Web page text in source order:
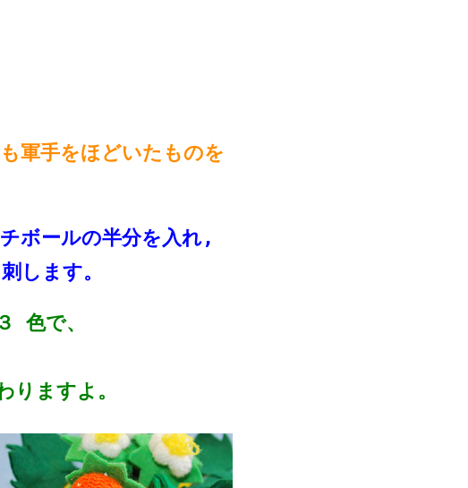
軍手をほどいたものを
ボールの半分を入れ,
します。
色で、
りますよ。